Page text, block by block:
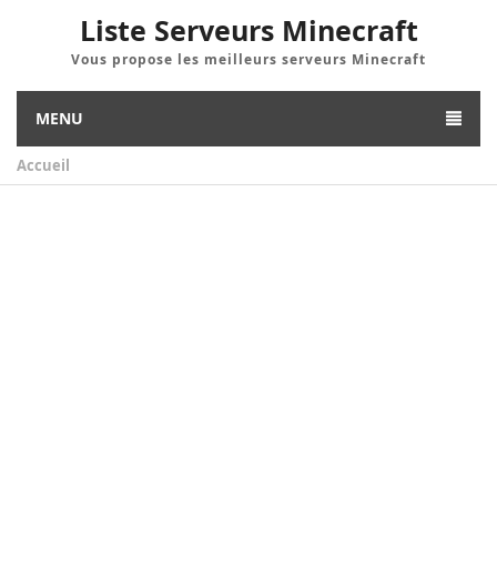
Liste Serveurs Minecraft
Vous propose les meilleurs serveurs Minecraft
MENU
Accueil